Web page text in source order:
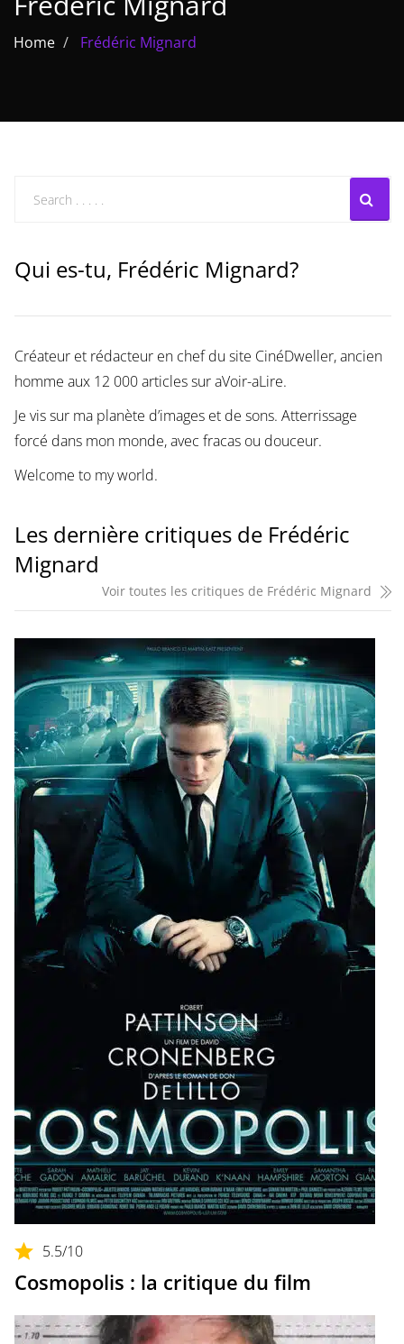
Les films par
Les Dossiers
Les acteurs
Les réalisateurs
Home Frédéric Mignard
Qui es-tu, Frédéric Mignard?
Créateur et rédacteur en chef du site CinéDweller, ancien
homme aux 12 000 articles sur aVoir-aLire.
Je vis sur ma planète d’images et de sons. Atterrissage
forcé dans mon monde, avec fracas ou douceur.
Welcome to my world.
Les dernière critiques de Frédéric
Mignard
Voir toutes les critiques de Frédéric Mignard
5.5/10
Cosmopolis : la critique du film